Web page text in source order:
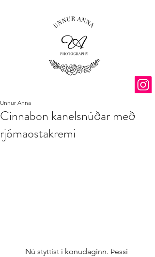
Cinnabon kanelsnúðar með
rjómaostakremi
Unnur Anna
Nú styttist í konudaginn. Þessi